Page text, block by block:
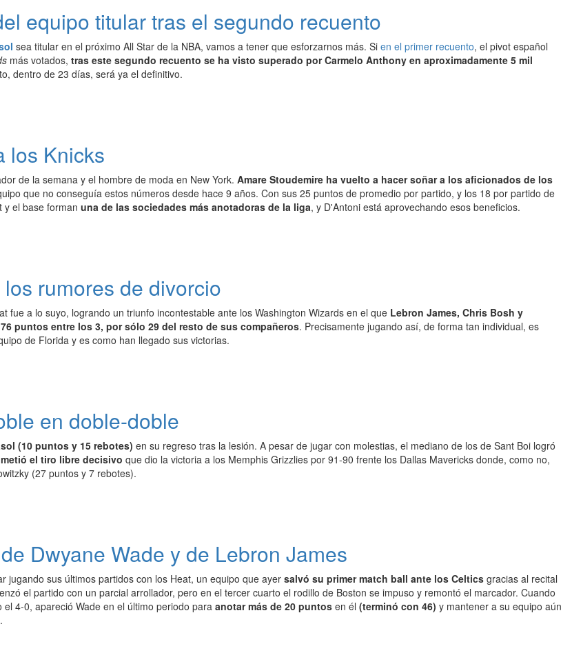
equipo titular tras el segundo recuento
sea titular en el próximo All Star de la NBA, vamos a tener que esforzarnos más. Si en el primer recuento, el pivot español
más votados, tras este segundo recuento se ha visto superado por Carmelo Anthony en aproximadamente 5 mil
dentro de 23 días, será ya el definitivo.
los Knicks
de la semana y el hombre de moda en New York. Amare Stoudemire ha vuelto a hacer soñar a los aficionados de los
que no conseguía estos números desde hace 9 años. Con sus 25 puntos de promedio por partido, y los 18 por partido de
y el base forman una de las sociedades más anotadoras de la liga, y D'Antoni está aprovechando esos beneficios.
rumores de divorcio
fue a lo suyo, logrando un triunfo incontestable ante los Washington Wizards en el que Lebron James, Chris Bosh y
puntos entre los 3, por sólo 29 del resto de sus compañeros. Precisamente jugando así, de forma tan individual, es
de Florida y es como han llegado sus victorias.
en doble-doble
(10 puntos y 15 rebotes) en su regreso tras la lesión. A pesar de jugar con molestias, el mediano de los de Sant Boi logró
metió el tiro libre decisivo que dio la victoria a los Memphis Grizzlies por 91-90 frente los Dallas Mavericks donde, como no,
(27 puntos y 7 rebotes).
Dwyane Wade y de Lebron James
jugando sus últimos partidos con los Heat, un equipo que ayer salvó su primer match ball ante los Celtics gracias al recital
el partido con un parcial arrollador, pero en el tercer cuarto el rodillo de Boston se impuso y remontó el marcador. Cuando
4-0, apareció Wade en el último periodo paraanotar más de 20 puntos en él (terminó con 46) y mantener a su equipo aún